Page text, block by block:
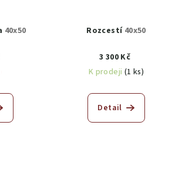
40x50 Rozcestí 40x50
3 300 Kč
K prodeji (1 ks)
Detail